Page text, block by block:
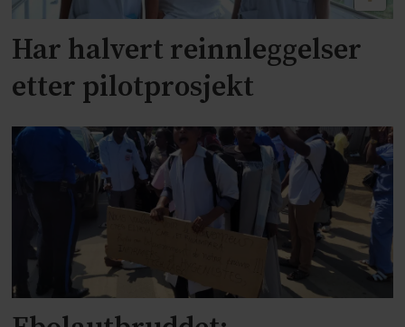
Har halvert reinnleggelser
etter pilotprosjekt